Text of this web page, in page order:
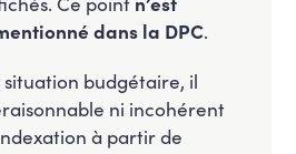
dans la DPC.
budgétaire, il
ni incohérent
à partir de